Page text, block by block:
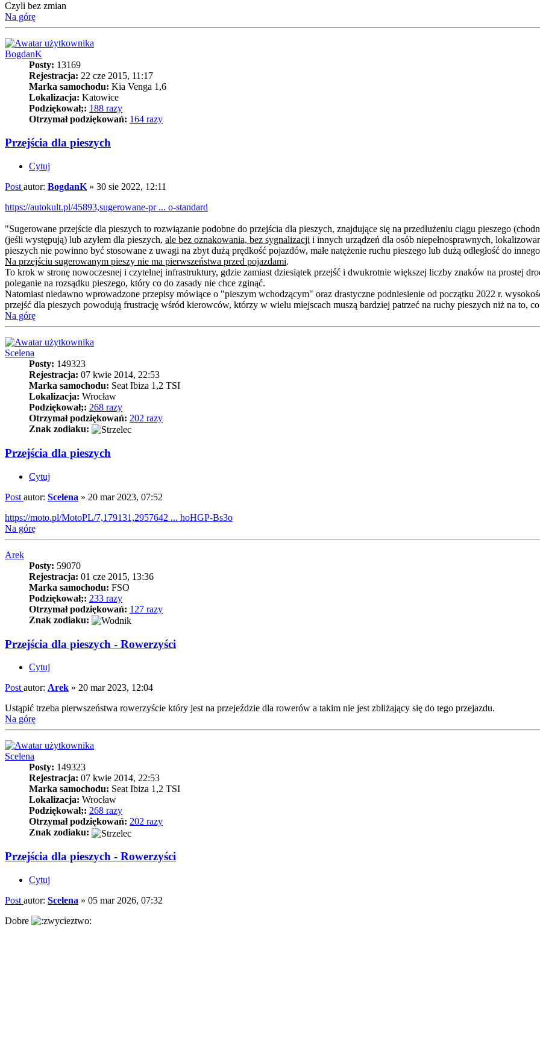
Czyli bez zmian
Na górę
BogdanK
Posty: 13169
Rejestracja: 22 cze 2015, 11:17
Marka samochodu: Kia Venga 1,6
Lokalizacja: Katowice
Podziękował;: 188 razy
Otrzymał podziękowań: 164 razy
Przejścia dla pieszych
Cytuj
Post autor: BogdanK » 30 sie 2022, 12:11
https://autokult.pl/45893,sugerowane-pr ... o-standard
"Sugerowane przejście dla pieszych to rozwiązanie podobne do przejścia dla pieszych, znajdujące się na przedłużeniu ciągu pieszego
(jeśli występują) lub azylem dla pieszych, ale bez oznakowania, bez sygnalizacji i innych urządzeń dla osób niepełnosprawnych,
pieszych nie powinno być stosowane z uwagi na zbyt dużą prędkość pojazdów, małe natężenie ruchu pieszego lub dużą odległość do
Na przejściu sugerowanym pieszy nie ma pierwszeństwa przed pojazdami.
To krok w stronę nowoczesnej i czytelnej infrastruktury, gdzie zamiast dziesiątek przejść i dwukrotnie większej liczby znaków na prostej
poleganie na rozsądku pieszego, który co do zasady nie chce zginąć.
Natomiast niedawno wprowadzone przepisy mówiące o "pieszym wchodzącym" oraz drastyczne podniesienie od początku 2022 r.
przejść dla pieszych powodują frustrację wśród kierowców, którzy w wielu miejscach muszą bardziej patrzeć na ruchy pieszych niż na to,
Na górę
Scelena
Posty: 149323
Rejestracja: 07 kwie 2014, 22:53
Marka samochodu: Seat Ibiza 1,2 TSI
Lokalizacja: Wrocław
Podziękował;: 268 razy
Otrzymał podziękowań: 202 razy
Znak zodiaku:
Przejścia dla pieszych
Cytuj
Post autor: Scelena » 20 mar 2023, 07:52
https://moto.pl/MotoPL/7,179131,2957642 ... hoHGP-Bs3o
Na górę
Arek
Posty: 59070
Rejestracja: 01 cze 2015, 13:36
Marka samochodu: FSO
Podziękował;: 233 razy
Otrzymał podziękowań: 127 razy
Znak zodiaku:
Przejścia dla pieszych - Rowerzyści
Cytuj
Post autor: Arek » 20 mar 2023, 12:04
Ustąpić trzeba pierwszeństwa rowerzyście który jest na przejeździe dla rowerów a takim nie jest zbliżający się do tego przejazdu.
Na górę
Scelena
Posty: 149323
Rejestracja: 07 kwie 2014, 22:53
Marka samochodu: Seat Ibiza 1,2 TSI
Lokalizacja: Wrocław
Podziękował;: 268 razy
Otrzymał podziękowań: 202 razy
Znak zodiaku:
Przejścia dla pieszych - Rowerzyści
Cytuj
Post autor: Scelena » 05 mar 2026, 07:32
Dobre